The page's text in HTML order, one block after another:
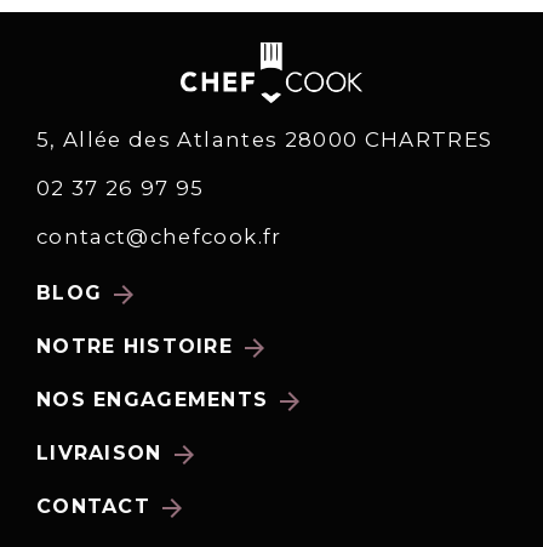
5, Allée des Atlantes 28000 CHARTRES
02 37 26 97 95
contact@chefcook.fr
BLOG arrow_forward
NOTRE HISTOIRE arrow_forward
NOS ENGAGEMENTS arrow_forward
LIVRAISON arrow_forward
CONTACT arrow_forward